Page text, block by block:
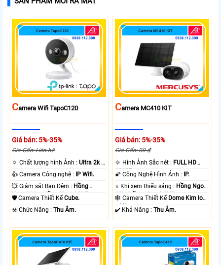
CAmera Wifi TapoC120
Giá bán: 5%-35%
Giá Gốc: Liên hệ
🔅 Chất lượng hình Ảnh :Ultra 2k +
.
👍 Camera Công nghệ :
IP Wifi.
💥 Giám sát Ban Đêm : Hồng
Ngoại 10m Hồng Ngoại SMD.
🛡 Camera Thiết KếCube.
️☣️ Chức Năng :Thu Âm.
CAmera MC410 KIT
Giá bán: 5%-35%
Giá Gốc: 00 ₫
🔆 Hình Ảnh Sắc nét : FULL HD
1080P .
🌠 Công Nghệ Hình Ảnh :
IP.
⭐ Khi xem thiếu sáng : Hồng Ngoại
10m Hồng Ngoại SMD.
🕸️ Camera Thiết Kế Dome Kim loại
+ Nhựa.
️✔️ Khả Năng :Thu Âm.